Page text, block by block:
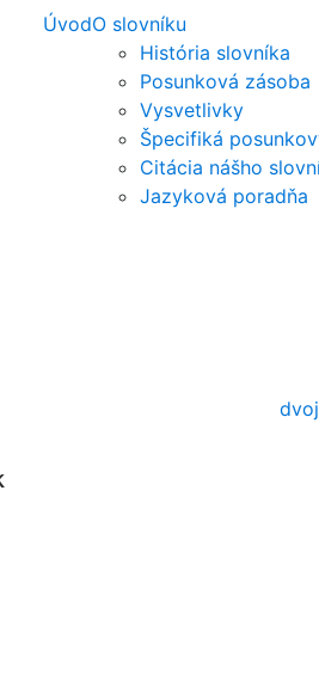
ÚvodO slovníku
História slovníka
Posunková zásoba
Vysvetlivky
Špecifiká
Citácia nášho
Jazyková poradňa